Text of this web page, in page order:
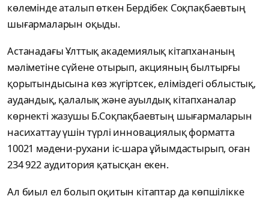
көлемінде аталып өткен Бердібек Соқпақбаевтың
шығармаларын оқыды.
Астанадағы Ұлттық академиялық кітапхананың
мәліметіне сүйене отырып, акцияның былтырғы
қорытындысына көз жүгіртсек, еліміздегі облыстық,
аудандық, қалалық және ауылдық кітапханалар
көрнекті жазушы Б.Соқпақбаевтың шығармаларын
насихаттау үшін түрлі инновациялық форматта
10021 мәдени-рухани іс-шара ұйымдастырып, оған
234 922 аудитория қатысқан екен.
Ал биыл ел болып оқитын кітаптар да көпшілікке